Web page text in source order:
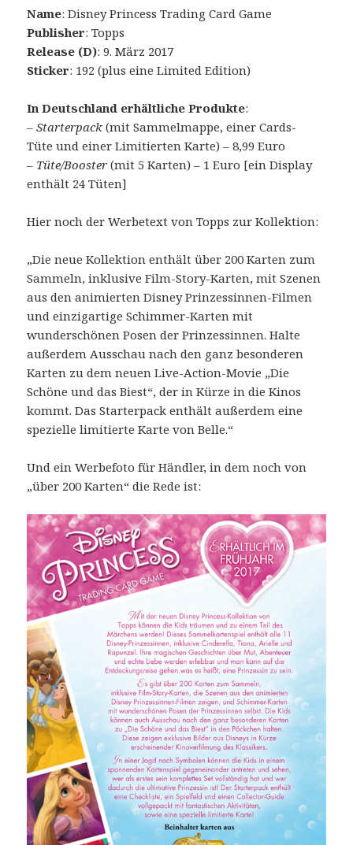
Name: Disney Princess Trading Card Game
Publisher: Topps
Release (D): 9. März 2017
Sticker: 192 (plus eine Limited Edition)
In Deutschland erhältliche Produkte:
– Starterpack (mit Sammelmappe, einer Cards-
Tüte und einer Limitierten Karte) – 8,99 Euro
– Tüte/Booster (mit 5 Karten) – 1 Euro [ein Display
enthält 24 Tüten]
Hier noch der Werbetext von Topps zur Kollektion:
„Die neue Kollektion enthält über 200 Karten zum
Sammeln, inklusive Film-Story-Karten, mit Szenen
aus den animierten Disney Prinzessinnen-Filmen
und einzigartige Schimmer-Karten mit
wunderschönen Posen der Prinzessinnen. Halte
außerdem Ausschau nach den ganz besonderen
Karten zu dem neuen Live-Action-Movie „Die
Schöne und das Biest“, der in Kürze in die Kinos
kommt. Das Starterpack enthält außerdem eine
spezielle limitierte Karte von Belle.“
Und ein Werbefoto für Händler, in dem noch von
„über 200 Karten“ die Rede ist: